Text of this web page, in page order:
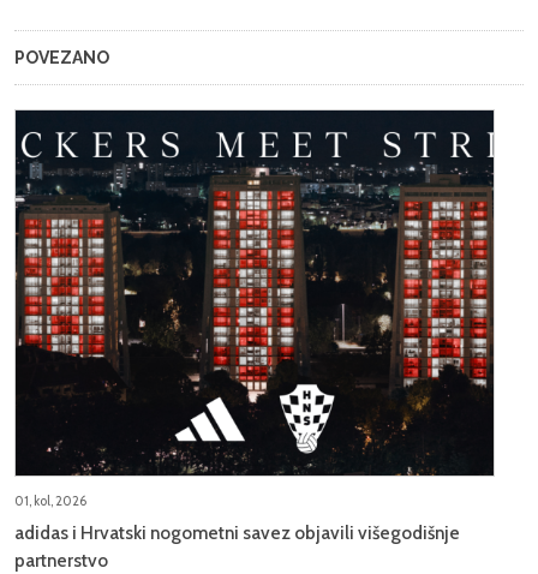
POVEZANO
01, kol, 2026
adidas i Hrvatski nogometni savez objavili višegodišnje
partnerstvo